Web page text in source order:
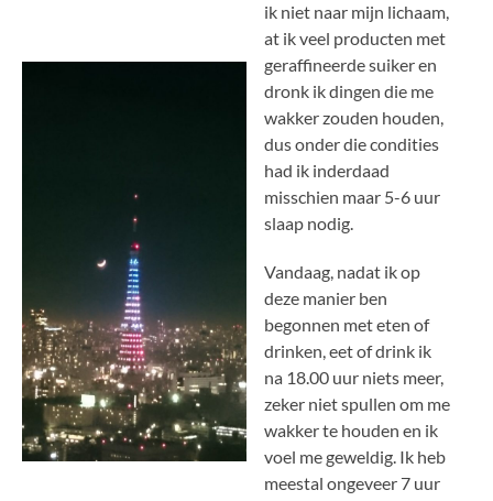
ik niet naar mijn lichaam,
at ik veel producten met
geraffineerde suiker en
dronk ik dingen die me
wakker zouden houden,
dus onder die condities
had ik inderdaad
misschien maar 5-6 uur
slaap nodig.
Vandaag, nadat ik op
deze manier ben
begonnen met eten of
drinken, eet of drink ik
na 18.00 uur niets meer,
zeker niet spullen om me
wakker te houden en ik
voel me geweldig. Ik heb
meestal ongeveer 7 uur